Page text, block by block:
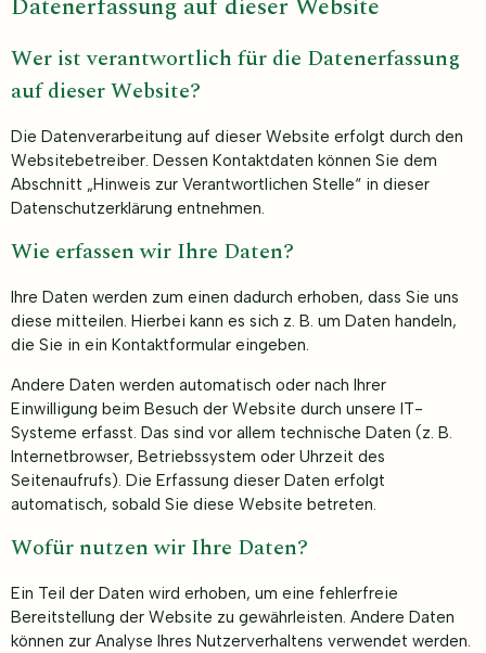
Wer ist verantwortlich für die Datenerfassung
auf dieser Website?
Die Datenverarbeitung auf dieser Website erfolgt durch den
Websitebetreiber. Dessen Kontaktdaten können Sie dem
Abschnitt „Hinweis zur Verantwortlichen Stelle“ in dieser
Datenschutzerklärung entnehmen.
Wie erfassen wir Ihre Daten?
Ihre Daten werden zum einen dadurch erhoben, dass Sie uns
diese mitteilen. Hierbei kann es sich z. B. um Daten handeln,
die Sie in ein Kontaktformular eingeben.
Andere Daten werden automatisch oder nach Ihrer
Einwilligung beim Besuch der Website durch unsere IT-
Systeme erfasst. Das sind vor allem technische Daten (z. B.
Internetbrowser, Betriebssystem oder Uhrzeit des
Seitenaufrufs). Die Erfassung dieser Daten erfolgt
automatisch, sobald Sie diese Website betreten.
Wofür nutzen wir Ihre Daten?
Ein Teil der Daten wird erhoben, um eine fehlerfreie
Bereitstellung der Website zu gewährleisten. Andere Daten
können zur Analyse Ihres Nutzerverhaltens verwendet werden.